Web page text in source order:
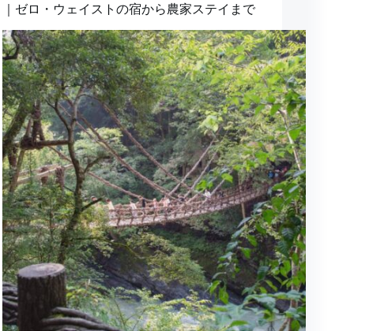
｜ゼロ・ウェイストの宿から農家ステイまで